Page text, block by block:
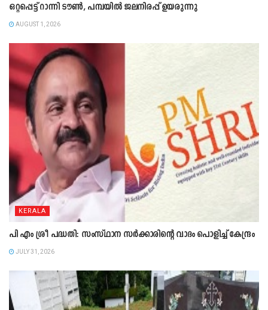
ഒറ്റപ്പെട്ട് റാന്നി ടൗൺ, പമ്പയിൽ ജലനിരപ്പ് ഉയരുന്നു
AUGUST 1, 2026
KERALA
പി എം ശ്രീ പദ്ധതി: സംസ്ഥാന സർക്കാരിന്റെ വാദം പൊളിച്ച് കേന്ദ്രം
JULY 31, 2026